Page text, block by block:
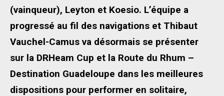
(vainqueur), Leyton et Koesio. L’équipe a
progressé au fil des navigations et Thibaut
Vauchel-Camus va désormais se présenter
sur la DRHeam Cup et la Route du Rhum –
Destination Guadeloupe dans les meilleures
dispositions pour performer en solitaire,